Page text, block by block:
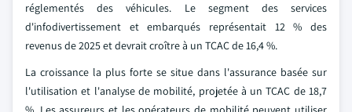
réglementés des véhicules. Le segment des services
d'infodivertissement et embarqués représentait 12 % des
revenus de 2025 et devrait croître à un TCAC de 16,4 %.
La croissance la plus forte se situe dans l'assurance basée sur
l'utilisation et l'analyse de mobilité, projetée à un TCAC de 18,7